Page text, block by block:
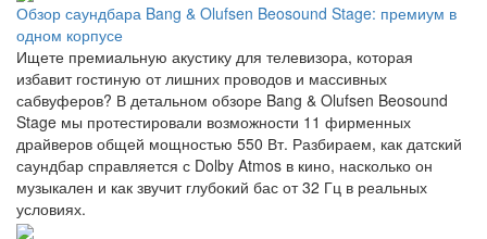
Обзор саундбара Bang & Olufsen Beosound Stage: премиум в
одном корпусе
Ищете премиальную акустику для телевизора, которая
избавит гостиную от лишних проводов и массивных
сабвуферов? В детальном обзоре Bang & Olufsen Beosound
Stage мы протестировали возможности 11 фирменных
драйверов общей мощностью 550 Вт. Разбираем, как датский
саундбар справляется с Dolby Atmos в кино, насколько он
музыкален и как звучит глубокий бас от 32 Гц в реальных
условиях.